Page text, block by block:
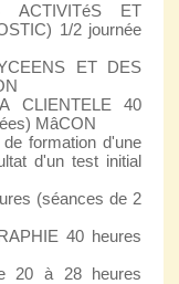
ACTIVITéS ET
1/2 journée
ET DES
CLIENTELE 40
MâCON
formation d'une
d'un test initial
(séances de 2
40 heures
20 à 28 heures